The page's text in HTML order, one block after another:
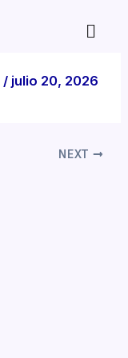
/ julio 20, 2026
NEXT